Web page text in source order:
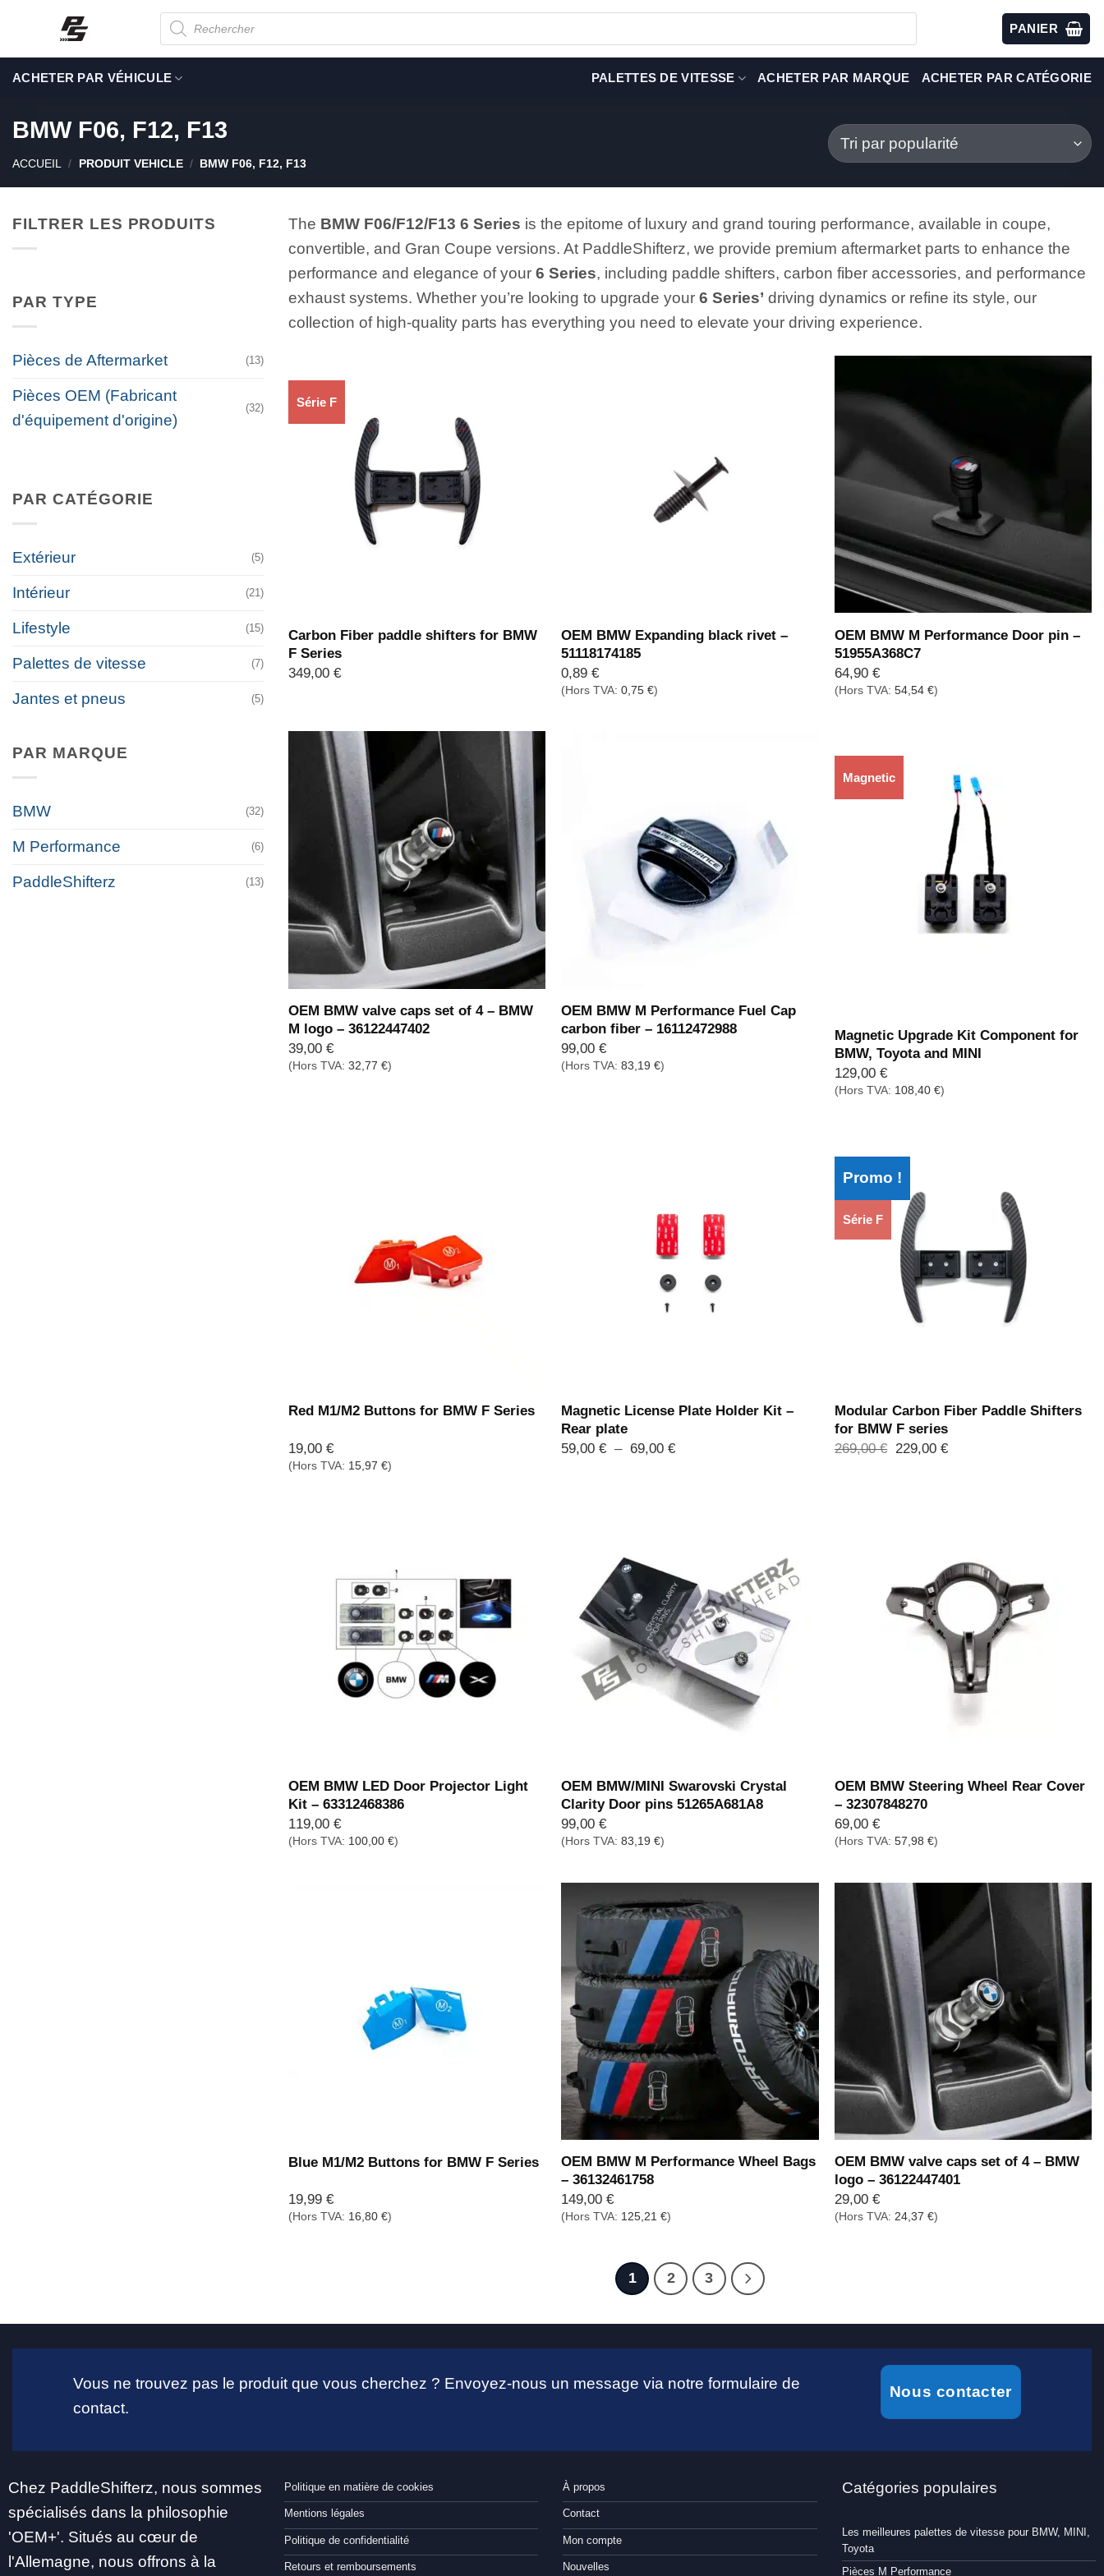
contenu
Recherche
de
produits
PANIER
ACHETER PAR VÉHICULE PALETTES DE VITESSE ACHETER PAR MARQUE ACHETER PAR CATÉGORIE
BMW F06, F12, F13
ACCUEIL / PRODUIT VEHICLE / BMW F06, F12, F13
FILTRER LES PRODUITS
PAR TYPE
Pièces de Aftermarket (13)
Pièces OEM (Fabricant
d'équipement d'origine)
(32)
PAR CATÉGORIE
Extérieur (5)
Intérieur (21)
Lifestyle (15)
Palettes de vitesse (7)
Jantes et pneus (5)
PAR MARQUE
BMW (32)
M Performance (6)
PaddleShifterz (13)
The BMW F06/F12/F13 6 Series is the epitome of luxury and grand touring performance, available in coupe,
convertible, and Gran Coupe versions. At PaddleShifterz, we provide premium aftermarket parts to enhance the
performance and elegance of your 6 Series, including paddle shifters, carbon fiber accessories, and performance
exhaust systems. Whether you’re looking to upgrade your 6 Series’ driving dynamics or refine its style, our
collection of high-quality parts has everything you need to elevate your driving experience.
Série F
Carbon Fiber paddle shifters for BMW
F Series
349,00 €
OEM BMW Expanding black rivet –
51118174185
0,89€
(Hors TVA:0,75€)
OEM BMW M Performance Door pin –
51955A368C7
64,90€
(Hors TVA:54,54€)
OEM BMW valve caps set of 4 – BMW
M logo – 36122447402
39,00 €
(Hors TVA: 32,77 €)
OEM BMW M Performance Fuel Cap
carbon fiber – 16112472988
99,00€
(Hors TVA:83,19€)
Magnetic
Magnetic Upgrade Kit Component for
BMW, Toyota and MINI
129,00€
(Hors TVA: 108,40€)
Red M1/M2 Buttons for BMW F Series
19,00 €
(Hors TVA: 15,97 €)
Magnetic License Plate Holder Kit –
Rear plate
59,00€ – 69,00€Plage
Promo !
Série F
Modular Carbon Fiber Paddle Shifters
for BMW F series
269,00€ Le
229,00€Le
OEM BMW LED Door Projector Light
Kit – 63312468386
119,00 €
(Hors TVA: 100,00 €)
OEM BMW/MINI Swarovski Crystal
Clarity Door pins 51265A681A8
99,00€
(Hors TVA:83,19€)
OEM BMW Steering Wheel Rear Cover
– 32307848270
69,00€
(Hors TVA:57,98€)
Blue M1/M2 Buttons for BMW F Series
19,99 €
(Hors TVA: 16,80 €)
OEM BMW M Performance Wheel Bags
– 36132461758
149,00€
(Hors TVA: 125,21€)
OEM BMW valve caps set of 4 – BMW
logo – 36122447401
29,00€
(Hors TVA: 24,37€)
1 2 3
Vous ne trouvez pas le produit que vous cherchez ? Envoyez-nous un message via notre formulaire de
contact.
Nous contacter
Chez PaddleShifterz, nous sommes
spécialisés dans la philosophie
'OEM+'. Situés au cœur de
l'Allemagne, nous offrons à la
Politique en matière de cookies
Mentions légales
Politique de confidentialité
Retours et remboursements
À propos
Contact
Mon compte
Nouvelles
Catégories populaires
Les meilleures palettes de vitesse pour BMW, MINI,
Toyota
Pièces M Performance